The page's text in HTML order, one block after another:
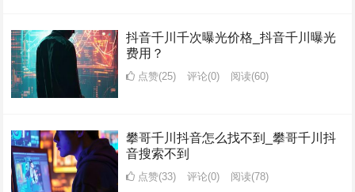
抖音千川千次曝光价格_抖音千川曝光
费用？
点赞(25) 评论(0) 阅读(60)
攀哥千川抖音怎么找不到_攀哥千川抖
音搜索不到
点赞(33) 评论(0) 阅读(78)